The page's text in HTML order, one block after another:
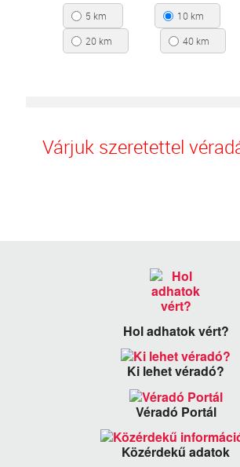
5 km
10 km
20 km
40 km
Várjuk szeretettel
Hol adhatok vért?
Ki lehet véradó?
Véradó Portál
Közérdekű adatok